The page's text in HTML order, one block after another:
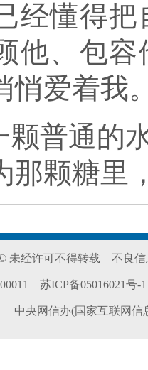
经懂得
他、包
悄爱着我
颗普通的
那颗糖里
未经许可不得转载 不良信
苏ICP备05016021号-1
中央网信办(国家互联网